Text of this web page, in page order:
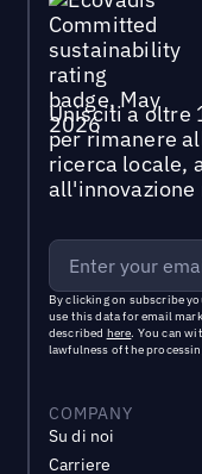
Unisciti a oltre
per rimanere
ricerca locale,
By clicking on subscribe
use this data for email
described here. You can
lawfulness of the
COMPANY
Su di noi
Carriere